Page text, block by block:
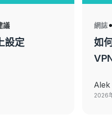
議
設定
網誌
如
Alek
2026